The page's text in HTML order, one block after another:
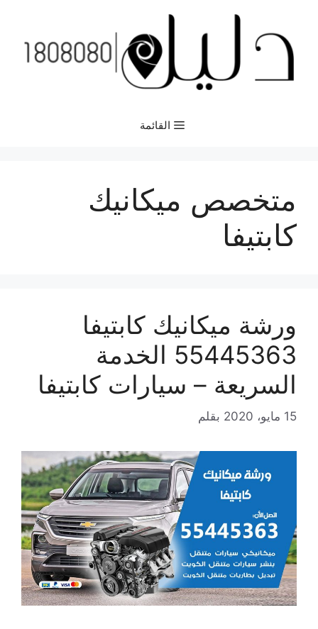
المحتوى
القائمة
متخصص ميكانيك
كابتيفا
ورشة ميكانيك كابتيفا
55445363 الخدمة
السريعة – سيارات كابتيفا
15 مايو، 2020 بقلم